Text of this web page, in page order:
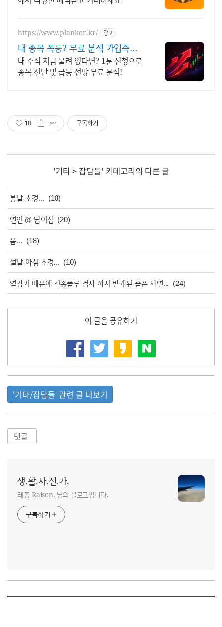
https://www.plankor.kr/ 광고
내 종목 폭등? 무료 분석 가입즉시
무료리포트 100%
내 주식 지금 물려 있다면? 1분 신청으로
종목 진단 및 급등 전망 무료 분석!
18 구독하기
'기타> 잡담들' 카테고리의 다른 글
봄날 소경... (18)
연인 @ 남이섬 (20)
봄... (18)
설날 아침 소경... (10)
열감기 때문에 신종플루 검사 까지 받게된 슬픈 사연... (24)
이 글을 공유하기
'기타/잡담들' 관련 글 더보기
댓글
생.활.사.진.가.
레종 Raison. 님의 블로그입니다.
구독하기